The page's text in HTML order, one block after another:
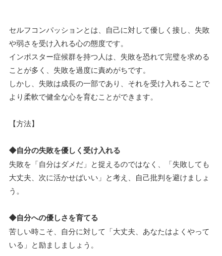
セルフコンパッションとは、自己に対して優しく接し、失敗
や弱さを受け入れる心の態度です。
インポスター症候群を持つ人は、失敗を恐れて完璧を求める
ことが多く、失敗を過度に責めがちです。
しかし、失敗は成長の一部であり、それを受け入れることで
より柔軟で健全な心を育むことができます。
【方法】
◆自分の失敗を優しく受け入れる
失敗を「自分はダメだ」と捉えるのではなく、「失敗しても
大丈夫、次に活かせばいい」と考え、自己批判を避けましょ
う。
◆自分への優しさを育てる
苦しい時こそ、自分に対して「大丈夫、あなたはよくやって
いる」と励ましましょう。